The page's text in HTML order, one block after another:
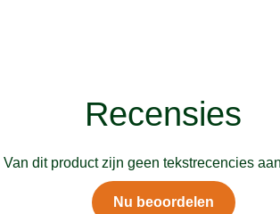
Recensies
Van dit product zijn geen tekstrecencies
Nu beoordelen